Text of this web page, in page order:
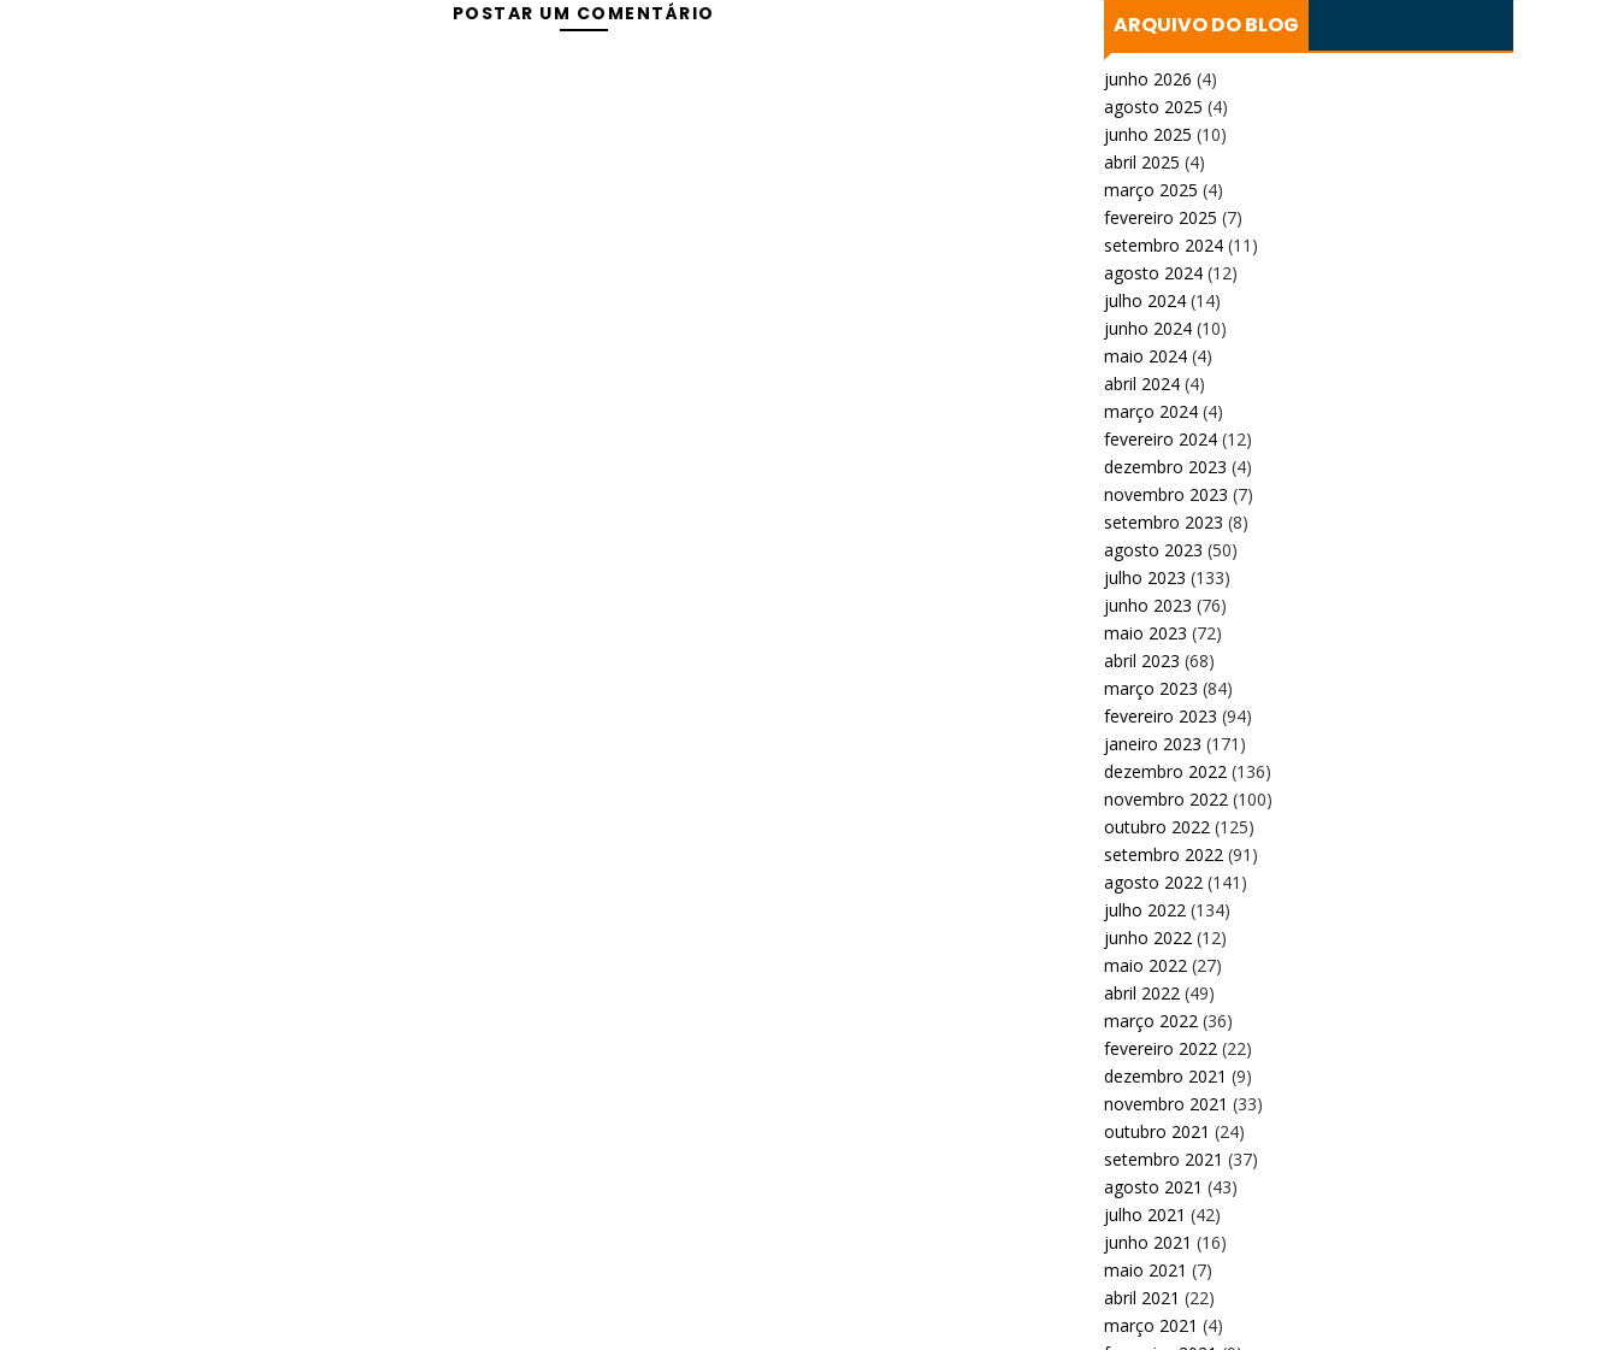
POSTAR UM COMENTÁRIO ARQUIVO DO BLOG
junho 2026 (4)
agosto 2025 (4)
junho 2025 (10)
abril 2025 (4)
março 2025 (4)
fevereiro 2025 (7)
setembro 2024 (11)
agosto 2024 (12)
julho 2024 (14)
junho 2024 (10)
maio 2024 (4)
abril 2024 (4)
março 2024 (4)
fevereiro 2024 (12)
dezembro 2023 (4)
novembro 2023 (7)
setembro 2023 (8)
agosto 2023 (50)
julho 2023 (133)
junho 2023 (76)
maio 2023 (72)
abril 2023 (68)
março 2023 (84)
fevereiro 2023 (94)
janeiro 2023 (171)
dezembro 2022 (136)
novembro 2022 (100)
outubro 2022 (125)
setembro 2022 (91)
agosto 2022 (141)
julho 2022 (134)
junho 2022 (12)
maio 2022 (27)
abril 2022 (49)
março 2022 (36)
fevereiro 2022 (22)
dezembro 2021 (9)
novembro 2021 (33)
outubro 2021 (24)
setembro 2021 (37)
agosto 2021 (43)
julho 2021 (42)
junho 2021 (16)
maio 2021 (7)
abril 2021 (22)
março 2021 (4)